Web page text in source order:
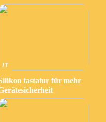
IT
tastatur für mehr